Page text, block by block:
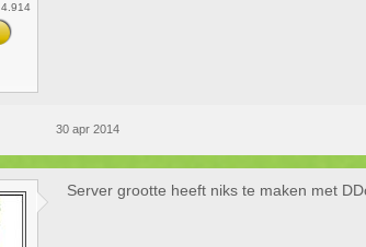
4.914
30 apr 2014
Server grootte heeft niks te maken met